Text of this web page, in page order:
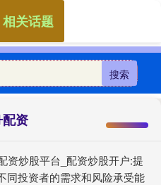
搜索
资
资炒股平台_配资炒股开户:提
同投资者的需求和风险承受能
关话题